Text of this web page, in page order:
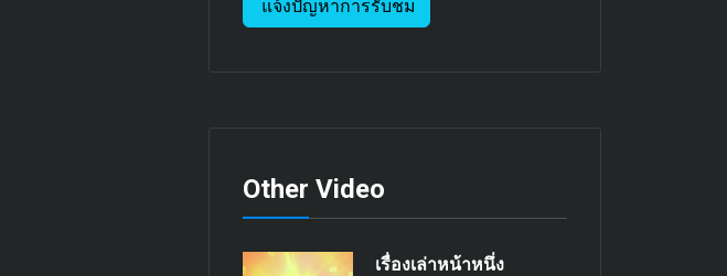
แจ้งปัญหาการรับชม
Other Video
เรื่องเล่าหน้าหนึ่ง